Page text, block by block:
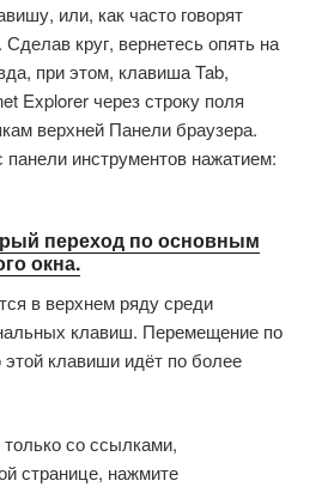
или, как часто говорят
Сделав круг, вернетесь опять на
при этом, клавиша Tab,
Explorer через строку поля
верхней Панели браузера.
панели инструментов нажатием:
переход по основным
окна.
в верхнем ряду среди
клавиш. Перемещение по
клавиши идёт по более
со ссылками,
странице, нажмите